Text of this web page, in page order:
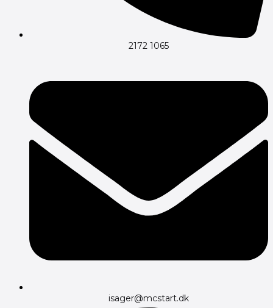
2172 1065
isager@mcstart.dk